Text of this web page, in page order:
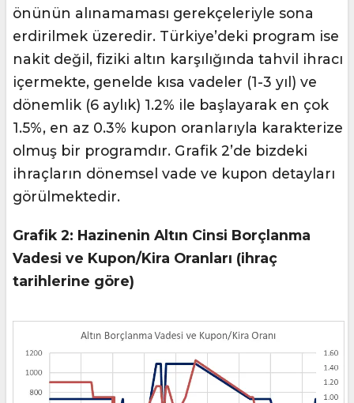
önünün alınamaması gerekçeleriyle sona
erdirilmek üzeredir. Türkiye’deki program ise
nakit değil, fiziki altın karşılığında tahvil ihracı
içermekte, genelde kısa vadeler (1-3 yıl) ve
dönemlik (6 aylık) 1.2% ile başlayarak en çok
1.5%, en az 0.3% kupon oranlarıyla karakterize
olmuş bir programdır. Grafik 2’de bizdeki
ihraçların dönemsel vade ve kupon detayları
görülmektedir.
Grafik 2: Hazinenin Altın Cinsi Borçlanma
Vadesi ve Kupon/Kira Oranları (ihraç
tarihlerine göre)